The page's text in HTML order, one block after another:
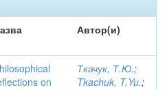
Автор(и)
on
Ткачук, Т.Ю.;
Tkachuk, T.Yu.;